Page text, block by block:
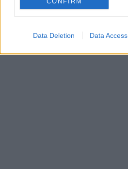
Data Deletion Data Access